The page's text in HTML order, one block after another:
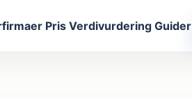
Pris Verdivurdering Guider